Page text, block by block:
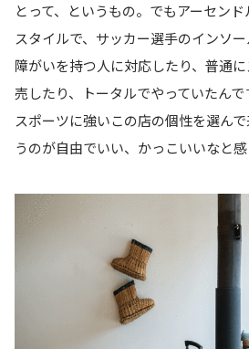
とって、というもの。でもアーセン
スタイルで、サッカー選手のインソ
障がいを持つ人に対応したり、普通
売したり、トータルでやっていたんで
スポーツに強いこの店の個性を選ん
うのが自由でいい、かっこいいなと感